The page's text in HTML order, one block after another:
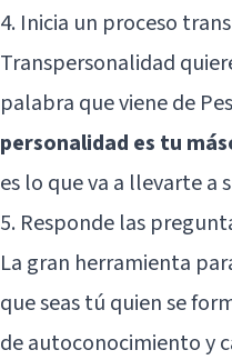
4. Inicia un proceso
Transpersonalidad
palabra que viene de
personalidad es tu
es lo que va a llevarte
5. Responde las
La gran herramienta
que seas tú quien se
de autoconocimiento y